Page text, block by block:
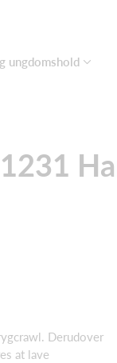
ungdomshold
1231
Derudover
at lave